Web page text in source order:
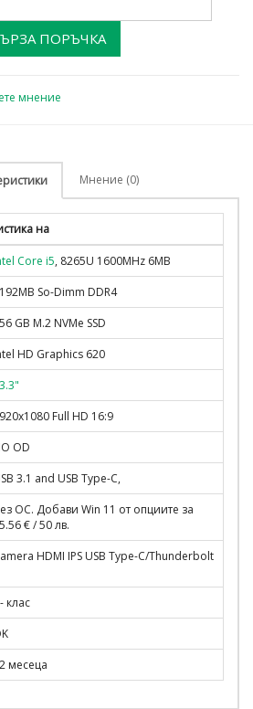
ПОРЪЧКА
мнение
Мнение (0)
на
Core i5, 8265U 1600MHz 6MB
So-Dimm DDR4
GB M.2 NVMe SSD
HD Graphics 620
Full HD 16:9
OD
3.1 and USB Type-C,
ОС. Добави Win 11 от опциите за
€ / 50 лв.
HDMI IPS USB Type-C/Thunderbolt
клас
месеца